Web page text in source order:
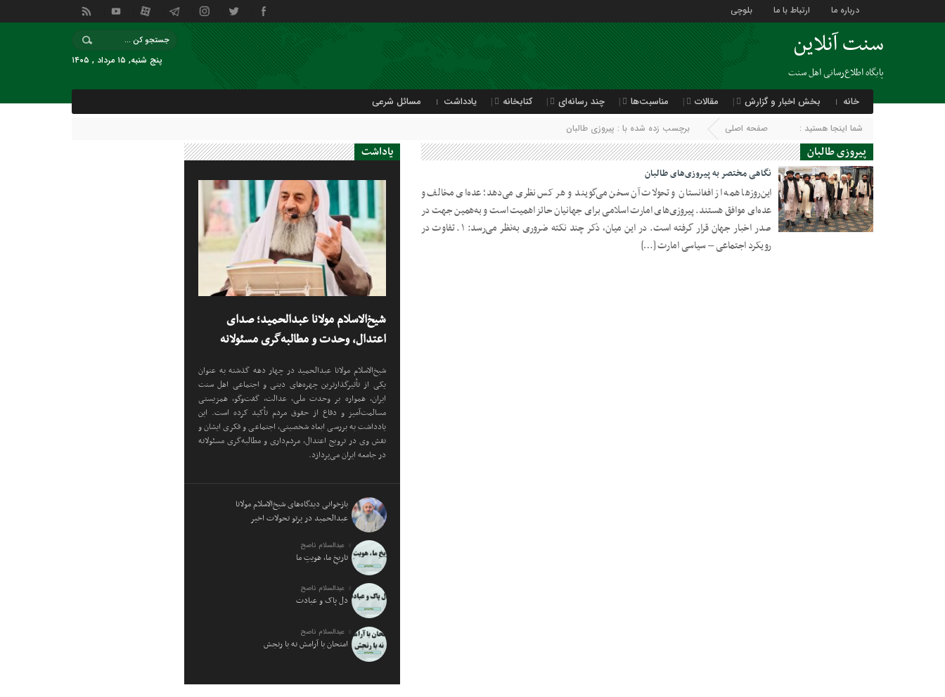
درباره ما ارتباط با ما بلوچی
سنت آنلاین
پایگاه اطلاع‌رسانی اهل سنت
پنج شنبه, ۱۵ مرداد , ۱۴۰۵
خانه بخش اخبار و گزارش مقالات مناسبت‌ها چند رسانه‌ای کتابخانه یادداشت مسائل شرعی
شما اینجا هستید : صفحه اصلی برچسب زده شده با : پیروزی طالبان
پیروزی طالبان
22 آگوست 2021
نگاهی مختصر به پیروزی‌های طالبان
این‌روزها همه از افغانستان و تحولات آن سخن می‌گویند و هر کس نظری می‌دهد؛ عده‌ای مخالف و
عده‌ای موافق هستند. پیروزی‌های امارت اسلامی برای جهانیان حائز اهمیت است و به‌همین جهت در
صدر اخبار جهان قرار گرفته است. در این میان، ذکر چند نکته ضروری‌ به‌نظر می‌رسد: ١. تفاوت در
رویکرد اجتماعی – سیاسی امارت […]
یاداشت
شیخ‌الاسلام مولانا عبدالحمید؛ صدای
اعتدال، وحدت و مطالبه‌گری مسئولانه
شیخ‌الاسلام مولانا عبدالحمید در چهار دهه گذشته به عنوان
یکی از تأثیرگذارترین چهره‌های دینی و اجتماعی اهل سنت
ایران، همواره بر وحدت ملی، عدالت، گفت‌وگو، همزیستی
مسالمت‌آمیز و دفاع از حقوق مردم تأکید کرده است. این
یادداشت به بررسی ابعاد شخصیتی، اجتماعی و فکری ایشان و
نقش وی در ترویج اعتدال، مردم‌داری و مطالبه‌گری مسئولانه
در جامعه ایران می‌پردازد.
بازخوانی دیدگاه‌های شیخ‌الاسلام مولانا
عبدالحمید در پرتو تحولات اخیر
عبدالسلام ناصح
تاریخِ ما، هویتِ ما
عبدالسلام ناصح
دل پاک و عبادت
عبدالسلام ناصح
امتحان با آرامش نه با رنجش